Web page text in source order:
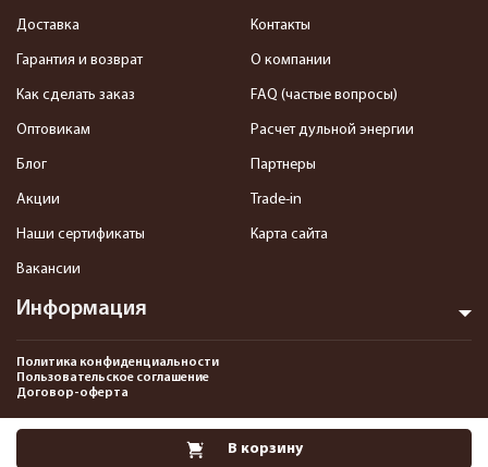
В корзину
Информация
Доставка
Гарантия и возврат
Как сделать заказ
Оптовикам
Блог
Акции
Наши сертификаты
Вакансии
Контакты
О компании
FAQ (частые вопросы)
Расчет дульной энергии
Партнеры
Trade-in
Карта сайта
Политика конфиденциальности
Пользовательское соглашение
Договор-оферта
2013-2026 Интернет-магазин пневматики, страйкбола и снаряжения–
Pnevmat24.ru. Все права защищены.©